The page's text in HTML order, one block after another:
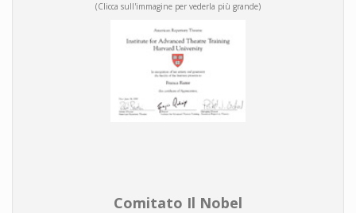
(Clicca sull'immagine per vederla più grande)
Comitato Il Nobel